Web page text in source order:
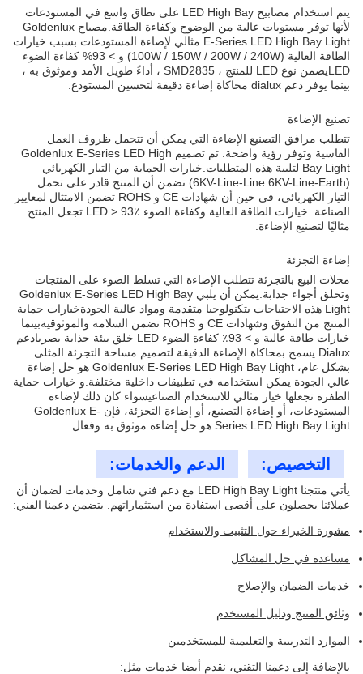
يتم استخدام مصابيح LED High Bay على نطاق واسع في المستودعات
لأنها توفر مستويات عالية من الوضوح وكفاءة الطاقة.مصباح Goldenlux
E-Series LED High Bay Light مثالي لإضاءة المستودعات بسبب خيارات
الطاقة العالية (100W / 150W / 200W / 240W) و > 93% كفاءة الضوء
LEDيضمن نوع LED للمنتج ، SMD2835 ، أداءً طويل الأمد وموثوق به ،
بينما يوفر دعم dialux محاكاة إضاءة دقيقة لتحسين المستودع.
تصنيع الإضاءة
تتطلب مرافق التصنيع الإضاءة التي يمكن أن تتحمل ظروف العمل
القاسية وتوفر رؤية واضحة. تم تصميم Goldenlux E-Series LED High
Bay Light لتلبية هذه المتطلبات.خيارات الحماية من التيار الكهربائي
(6KV-Line-Line 6KV-Line-Earth) تضمن أن المنتج قادر على تحمل
التيار الكهربائي، في حين أن شهادات CE و ROHS تضمن الامتثال لمعايير
الصناعة. خيارات الطاقة العالية وكفاءة الضوء LED > 93٪ تجعل المنتج
مثاليًا لتصنيع الإضاءة.
إضاءة التجزئة
محلات البيع بالتجزئة تتطلب الإضاءة التي تسلط الضوء على المنتجات
وتخلق أجواء جذابة.يمكن أن يلبي Goldenlux E-Series LED High Bay
Light هذه الاحتياجات بتكنولوجيا متقدمة ومواد عالية الجودةخيارات حماية
المنتج من التفوق وشهادات CE و ROHS تضمن السلامة والموثوقيةبينما
خيارات طاقة عالية و > 93٪ كفاءة الضوء LED خلق بيئة جذابة بصريادعم
Dialux يسمح بمحاكاة الإضاءة الدقيقة لتصميم مساحة التجزئة المثلى.
بشكل عام، Goldenlux E-Series LED High Bay Light هو حل إضاءة
عالي الجودة يمكن استخدامه في تطبيقات داخلية مختلفة.و خيارات حماية
الطفرة تجعلها خيار مثالي للاستخدام الصناعيسواء كان ذلك لإضاءة
المستودعات، أو إضاءة التصنيع، أو إضاءة التجزئة، فإن Goldenlux E-
Series LED High Bay Light هو حل إضاءة موثوق به وفعال.
التخصيص: الدعم والخدمات:
يأتي منتجنا LED High Bay Light مع دعم فني شامل وخدمات لضمان أن
عملائنا يحصلون على أقصى استفادة من استثماراتهم. يتضمن دعمنا الفني:
مشورة الخبراء حول التثبيت والاستخدام
مساعدة في حل المشاكل
خدمات الضمان والإصلاح
وثائق المنتج ودليل المستخدم
الموارد التدريبية والتعليمية للمستخدمين
بالإضافة إلى دعمنا التقني، نقدم أيضا خدمات مثل: